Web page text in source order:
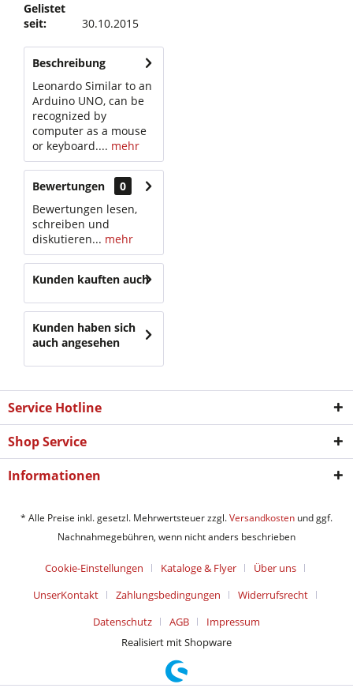
Gelistet
seit:
30.10.2015
Beschreibung
Leonardo Similar to an
Arduino UNO, can be
recognized by
computer as a mouse
or keyboard.... mehr
Bewertungen
0
Bewertungen lesen,
schreiben und
diskutieren... mehr
Kunden kauften auch
Kunden haben sich
auch angesehen
Service Hotline
Shop Service
Informationen
* Alle Preise inkl. gesetzl. Mehrwertsteuer zzgl.Versandkosten und ggf.
Nachnahmegebühren, wenn nicht anders beschrieben
Cookie-Einstellungen Kataloge & Flyer
Über uns
UnserKontakt
Zahlungsbedingungen
Widerrufsrecht
Datenschutz
AGB
Impressum
Realisiert mit Shopware